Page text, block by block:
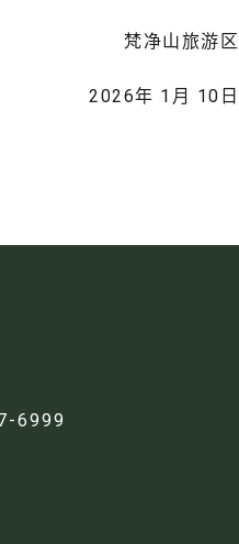
梵净山旅游区
2026年 1月 10日
6999